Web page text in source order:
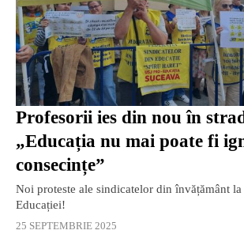
Profesorii ies din nou în
„Educația nu mai poate fi
consecințe”
Noi proteste ale sindicatelor din învățământ
Educației!
25 SEPTEMBRIE 2025